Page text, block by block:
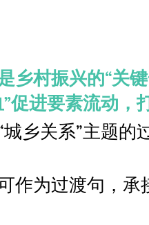
乡村振兴的“关
促进要素流动，
乡关系”主题的
作为过渡句，